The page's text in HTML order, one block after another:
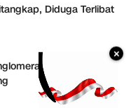
Diduga Terlibat
Indonesia Ong
×